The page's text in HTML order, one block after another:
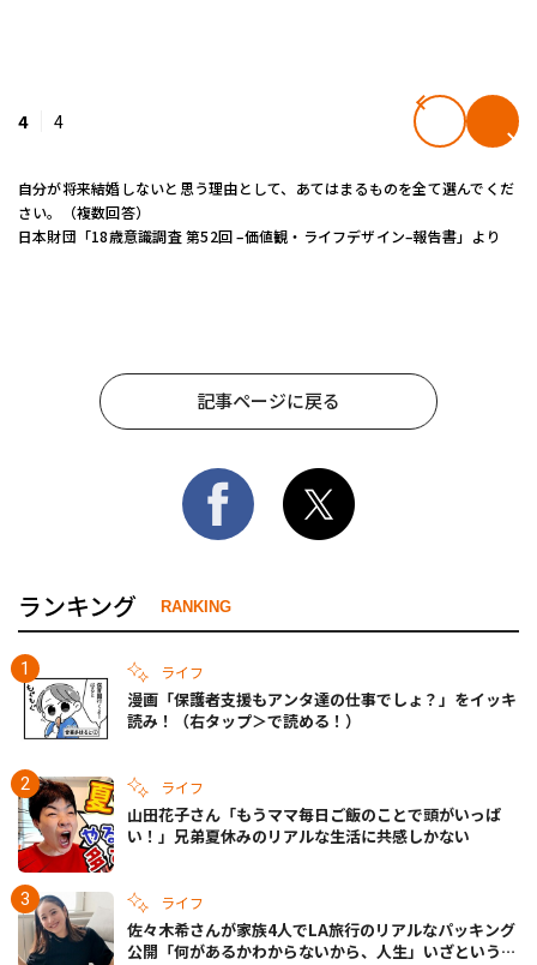
4 4
自分が将来結婚しないと思う理由として、あてはまるものを全て選んでくだ
さい。（複数回答）
日本財団「18歳意識調査 第52回 –価値観・ライフデザイン–報告書」より
記事ページに戻る
ランキング RANKING
ライフ
漫画「保護者支援もアンタ達の仕事でしょ？」をイッキ
読み！（右タップ＞で読める！）
ライフ
山田花子さん「もうママ毎日ご飯のことで頭がいっぱ
い！」兄弟夏休みのリアルな生活に共感しかない
ライフ
佐々木希さんが家族4人でLA旅行のリアルなパッキング
公開「何があるかわからないから、人生」いざというと